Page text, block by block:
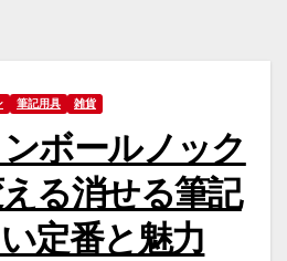
筆記用具 雑貨
ボールノック
る消せる筆記
定番と魅力